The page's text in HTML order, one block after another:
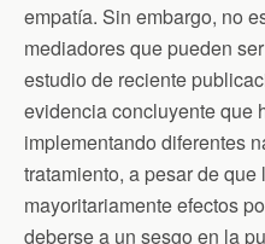
empatía. Sin embargo, no
mediadores que pueden
estudio de reciente
evidencia concluyente que
implementando diferentes
tratamiento, a pesar de
mayoritariamente efectos
deberse a un sesgo en la